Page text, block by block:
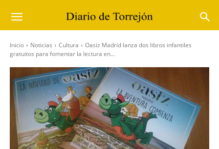
Inicio Noticias Cultura
Oasiz Madrid lanza dos libros infantiles
gratuitos para fomentar la lectura en...